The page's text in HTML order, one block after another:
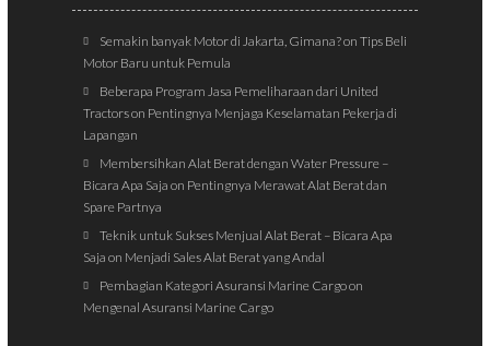
Semakin banyak Motor di Jakarta, Gimana?onTips Beli
Motor Baru untuk Pemula
Beberapa Program Jasa Pemeliharaan dari United
Tractorson Pentingnya Menjaga Keselamatan Pekerja di
Lapangan
Membersihkan Alat Berat dengan Water Pressure –
Bicara Apa Saja on Pentingnya Merawat Alat Berat dan
Spare Partnya
Teknik untuk Sukses Menjual Alat Berat – Bicara Apa
Saja on Menjadi Sales Alat Berat yang Andal
Pembagian Kategori Asuransi Marine Cargoon
Mengenal Asuransi Marine Cargo